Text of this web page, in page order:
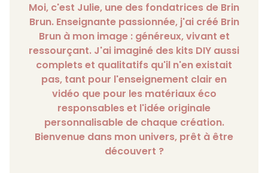
Moi, c'est Julie, une des fondatrices de Brin
Brun. Enseignante passionnée, j'ai créé Brin
Brun à mon image : généreux, vivant et
ressourçant. J'ai imaginé des kits DIY aussi
complets et qualitatifs qu'il n'en existait
pas, tant pour l'enseignement clair en
vidéo que pour les matériaux éco
responsables et l'idée originale
personnalisable de chaque création.
Bienvenue dans mon univers, prêt à être
découvert ?